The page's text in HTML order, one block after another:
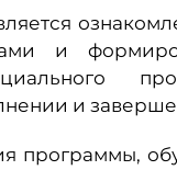
и
и
программы,